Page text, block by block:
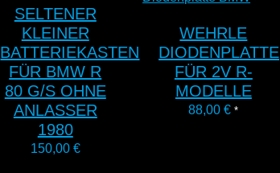
SELTENER
KLEINER
BATTERIEKASTEN
FÜR BMW R
80 G/S OHNE
ANLASSER
1980
150,00 €
WEHRLE
DIODENPLATTE
FÜR 2V R-
MODELLE
88,00€ *